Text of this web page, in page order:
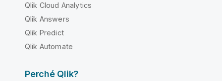
Qlik Cloud Analytics
Qlik Answers
Qlik Predict
Qlik Automate
Perché Qlik?